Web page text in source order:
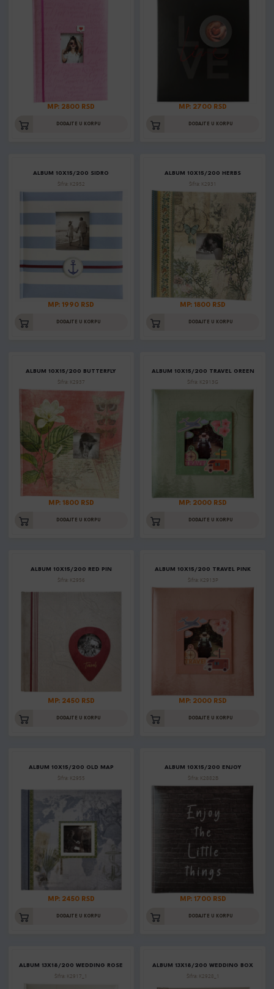
MP: 2800 RSD
DODAJTE U KORPU
MP: 2700 RSD
DODAJTE U KORPU
ALBUM 10X15/200 SIDRO
Šifra: K2952
MP: 1990 RSD
DODAJTE U KORPU
ALBUM 10X15/200 HERBS
Šifra: K2931
MP: 1800 RSD
DODAJTE U KORPU
ALBUM 10X15/200 BUTTERFLY
Šifra: K2937
MP: 1800 RSD
DODAJTE U KORPU
ALBUM 10X15/200 TRAVEL GREEN
Šifra: K2913G
MP: 2000 RSD
DODAJTE U KORPU
ALBUM 10X15/200 RED PIN
Šifra: K2956
MP: 2450 RSD
DODAJTE U KORPU
ALBUM 10X15/200 TRAVEL PINK
Šifra: K2913P
MP: 2000 RSD
DODAJTE U KORPU
ALBUM 10X15/200 OLD MAP
Šifra: K2955
MP: 2450 RSD
DODAJTE U KORPU
ALBUM 10X15/200 ENJOY
Šifra: K2882B
MP: 1700 RSD
DODAJTE U KORPU
ALBUM 13X18/200 WEDDING ROSE
Šifra: K2917_1
ALBUM 13X18/200 WEDDING BOX
Šifra: K2928_1